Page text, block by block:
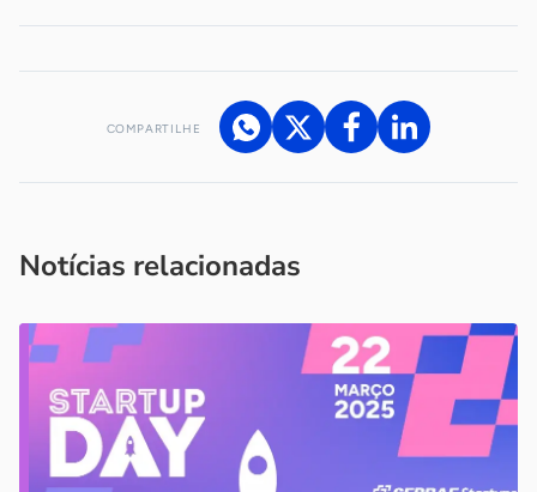
COMPARTILHE
Notícias relacionadas